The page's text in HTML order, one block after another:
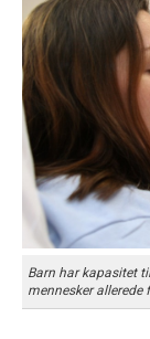
Barn har kapasitet
mennesker allerede